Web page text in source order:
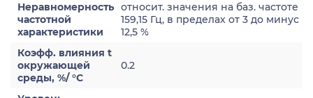
Неравномерность
частотной
характеристики
относит. значения на баз. частоте
159,15 Гц, в пределах от 3 до минус
12,5 %
Коэфф. влияния t
окружающей
среды, %/ °С
0.2